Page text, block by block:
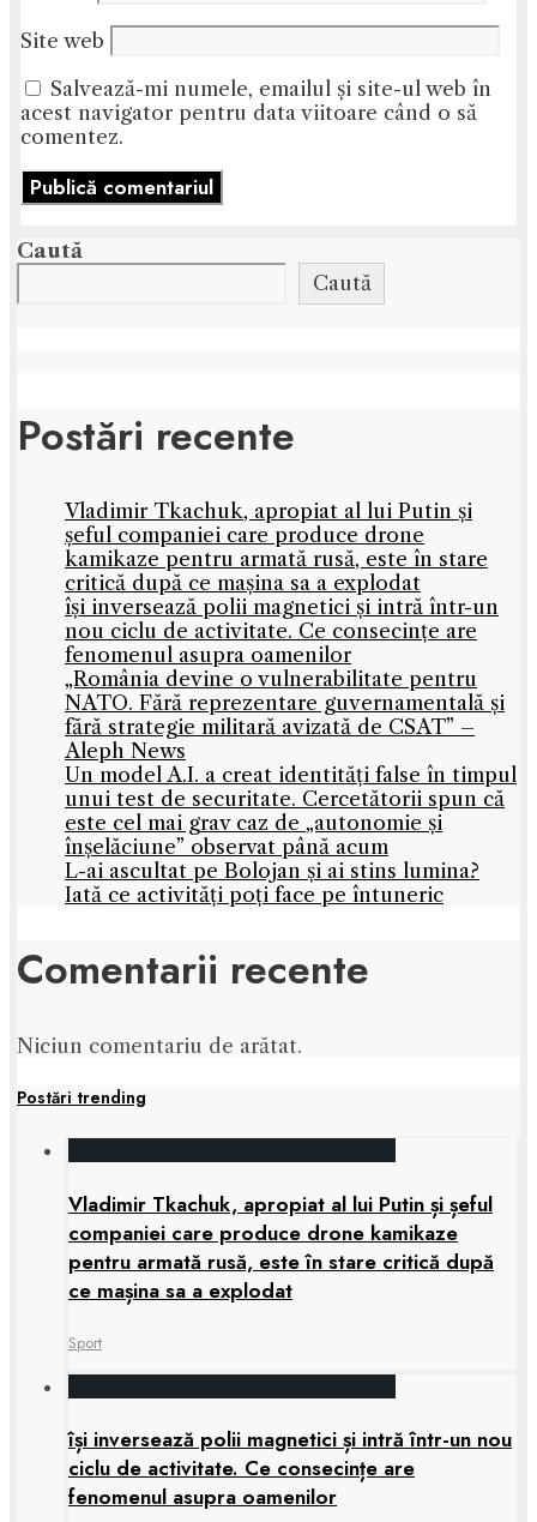
Site web
Salvează-mi numele, emailul și site-ul web în
acest navigator pentru data viitoare când o să
comentez.
Caută
Caută
Postări recente
Vladimir Tkachuk, apropiat al lui Putin și
șeful companiei care produce drone
kamikaze pentru armată rusă, este în stare
critică după ce mașina sa a explodat
își inversează polii magnetici și intră într-un
nou ciclu de activitate. Ce consecințe are
fenomenul asupra oamenilor
„România devine o vulnerabilitate pentru
NATO. Fără reprezentare guvernamentală și
fără strategie militară avizată de CSAT” –
Aleph News
Un model A.I. a creat identități false în timpul
unui test de securitate. Cercetătorii spun că
este cel mai grav caz de „autonomie și
înșelăciune” observat până acum
L-ai ascultat pe Bolojan și ai stins lumina?
Iată ce activități poți face pe întuneric
Comentarii recente
Niciun comentariu de arătat.
Postări trending
Vladimir Tkachuk, apropiat al lui Putin și șeful
companiei care produce drone kamikaze
pentru armată rusă, este în stare critică după
ce mașina sa a explodat
Sport
își inversează polii magnetici și intră într-un nou
ciclu de activitate. Ce consecințe are
fenomenul asupra oamenilor